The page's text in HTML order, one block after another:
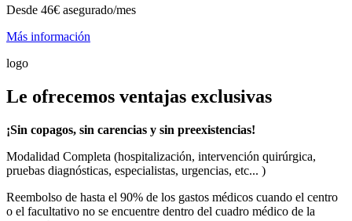
Desde 46€ asegurado/mes
Más información
logo
Le ofrecemos ventajas exclusivas
¡Sin copagos, sin carencias y sin preexistencias!
Modalidad Completa (hospitalización, intervención quirúrgica,
pruebas diagnósticas, especialistas, urgencias, etc... )
Reembolso de hasta el 90% de los gastos médicos cuando el centro
o el facultativo no se encuentre dentro del cuadro médico de la